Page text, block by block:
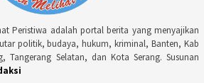
Peristiwa adalah portal berita yang menyajikan
politik, budaya, hukum, kriminal, Banten, Kab
Tangerang Selatan, dan Kota Serang. Susunan